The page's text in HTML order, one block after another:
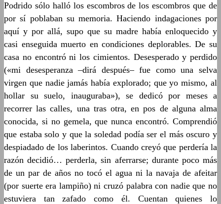
Podrido sólo halló los escombros de los escombros que de
por sí poblaban su memoria. Haciendo indagaciones por
aquí y por allá, supo que su madre había enloquecido y
casi enseguida muerto en condiciones deplorables. De su
casa no encontró ni los cimientos. Desesperado y perdido
(«mi desesperanza –dirá después– fue como una selva
virgen que nadie jamás había explorado; que yo mismo, al
hollar su suelo, inauguraba»), se dedicó por meses a
recorrer las calles, una tras otra, en pos de alguna alma
conocida, si no gemela, que nunca encontró. Comprendió
que estaba solo y que la soledad podía ser el más oscuro y
despiadado de los laberintos. Cuando creyó que perdería la
razón decidió… perderla, sin aferrarse; durante poco más
de un par de años no tocó el agua ni la navaja de afeitar
(por suerte era lampiño) ni cruzó palabra con nadie que no
estuviera tan zafado como él. Cuentan quienes lo